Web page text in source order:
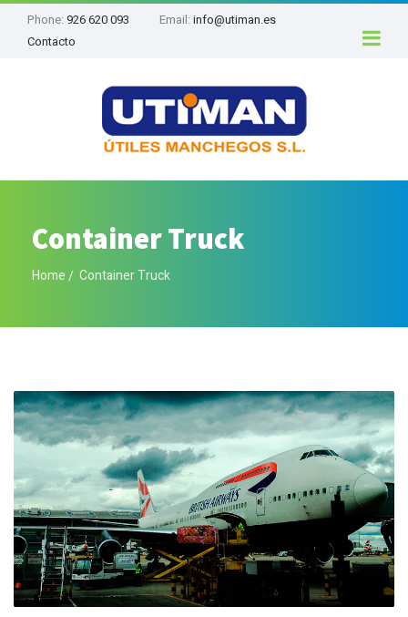
Phone: 926 620 093 Email: info@utiman.es
Contacto
Container Truck
Home Container Truck